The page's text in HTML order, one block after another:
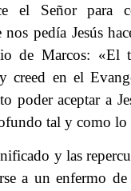
el Señor para
nos pedía Jesús
de Marcos:
creed en el
poder aceptar a
tal y como
y las
a un enfermo